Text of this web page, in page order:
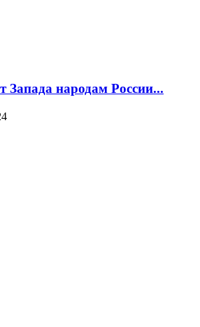
Запада народам России...